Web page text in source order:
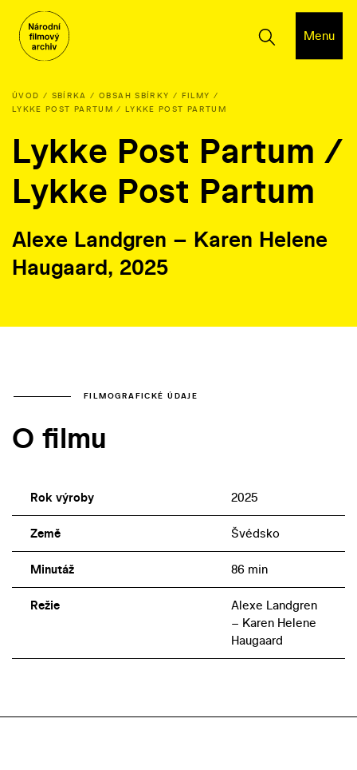
Menu
ÚVOD SBÍRKA OBSAH SBÍRKY
FILMY
LYKKE POST PARTUM / LYKKE POST PARTUM
Lykke Post Partum /
Lykke Post Partum
Alexe Landgren – Karen Helene
Haugaard, 2025
FILMOGRAFICKÉ ÚDAJE
O filmu
Rok výroby 2025
Země Švédsko
Minutáž 86 min
Režie
Alexe Landgren
– Karen Helene
Haugaard